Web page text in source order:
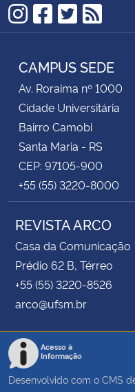
Instagram
Facebook
Twitter
RSS
CAMPUS SEDE
Av. Roraima nº 1000
Cidade Universitária
Bairro Camobi
Santa Maria - RS
CEP: 97105-900
+55 (55) 3220-8000
REVISTA ARCO
Casa da Comunicação
Prédio 62 B, Térreo
+55 (55) 3220-8526
arco@ufsm.br
Acesso à
Informação
Desenvolvido com o CMS